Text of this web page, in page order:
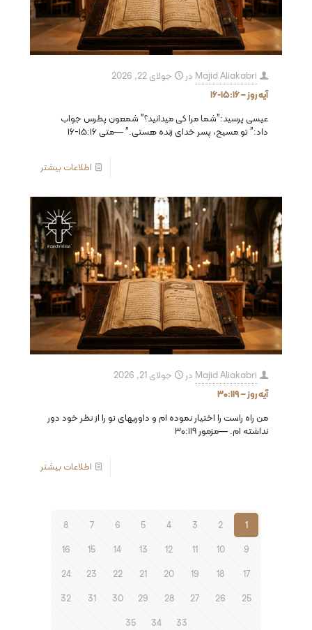
Majid Aliakabri در
جولای 22, 2026
آیه روز – ۱۵:۱۶-۱۶
عيسى پرسيد:”شما مرا كى ميدانيد؟” شمعون پطرس جواب
داد:” تو مسيح، پسر خداى زنده هستى.” —متی ۱۵:۱۶-۱۶
اطلاعات بیشتر
Majid Aliakabri در
جولای 21, 2026
آیه روز – ۳۰:۱۱۹
من راه راست را اختيار نموده ام و داوريهاى تو را از نظر خود دور
نداشته ام. —مزمور ۳۰:۱۱۹
اطلاعات بیشتر
1
2
3
4
5
6
7
8
9
10
11
12
13
14
15
16
17
18
19
20
21
22
23
24
25
26
27
28
29
30
31
32
33
34
35